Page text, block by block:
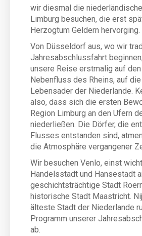
wir diesmal die
Limburg besuchen, die erst
Herzogtum Geldern hervorging.
Von Düsseldorf aus, wo wir
Jahresabschlussfahrt
unsere Reise erstmalig auf
Nebenfluss des Rheins, auf
Lebensader der Niederlande.
also, dass sich die ersten
Region Limburg an den Ufern
niederließen. Die Dörfer, die
Flusses entstanden sind,
die Atmosphäre vergangener
Wir besuchen Venlo, einst
Handelsstadt und Hansestadt
geschichtsträchtige Stadt
historische Stadt Maastricht.
älteste Stadt der Niederlande
Programm unserer
ab.